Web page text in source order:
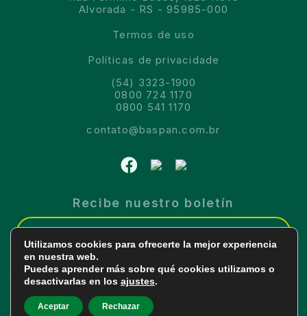
Alvorada - RS - 95985-000
Termos de uso
Políticas de privacidade
(54) 3323-1900
0800 724 1170
0800 541 1170
contato@baspan.com.br
Recibe nuestro boletín
COPYRIGHT © 2026 - Todos los derechos reservados.
Utilizamos cookies para ofrecerte la mejor experiencia
en nuestra web.
Puedes aprender más sobre qué cookies utilizamos o
desactivarlas en los ajustes.
Aceptar Rechazar